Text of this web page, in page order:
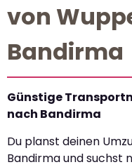
von
Bandirma
Günstige
nach Bandirma
Du planst deinen
Bandirma und suchst